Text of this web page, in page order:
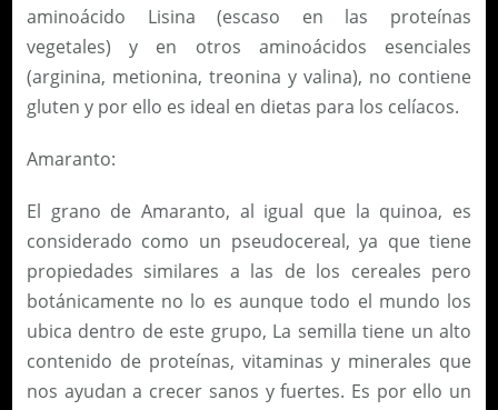
aminoácido Lisina (escaso en las proteínas
vegetales) y en otros aminoácidos esenciales
(arginina, metionina, treonina y valina), no contiene
gluten y por ello es ideal en dietas para los celíacos.
Amaranto:
El grano de Amaranto, al igual que la quinoa, es
considerado como un pseudocereal, ya que tiene
propiedades similares a las de los cereales pero
botánicamente no lo es aunque todo el mundo los
ubica dentro de este grupo, La semilla tiene un alto
contenido de proteínas, vitaminas y minerales que
nos ayudan a crecer sanos y fuertes. Es por ello un